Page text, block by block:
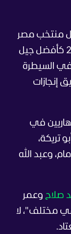
منتخب مصر
بقيادة حسن شحاتة بين 2006 و2010 كأفضل جيل
في السيطرة
إنجازات
في
تريكة،
وعبد الله
صلاح وعمر
مختلف"، لا